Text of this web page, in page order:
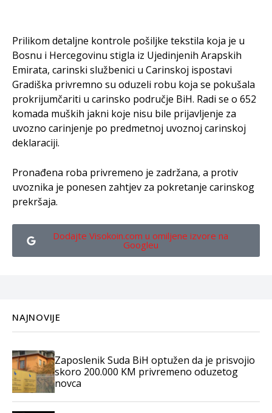
Prilikom detaljne kontrole pošiljke tekstila koja je u
Bosnu i Hercegovinu stigla iz Ujedinjenih Arapskih
Emirata, carinski službenici u Carinskoj ispostavi
Gradiška privremno su oduzeli robu koja se pokušala
prokrijumčariti u carinsko područje BiH. Radi se o 652
komada muških jakni koje nisu bile prijavljenje za
uvozno carinjenje po predmetnoj uvoznoj carinskoj
deklaraciji.
Pronađena roba privremeno je zadržana, a protiv
uvoznika je ponesen zahtjev za pokretanje carinskog
prekršaja.
Dodajte Visokoin.com u omiljene izvore na
Googleu
NAJNOVIJE
Zaposlenik Suda BiH optužen da je prisvojio
skoro 200.000 KM privremeno oduzetog
novca